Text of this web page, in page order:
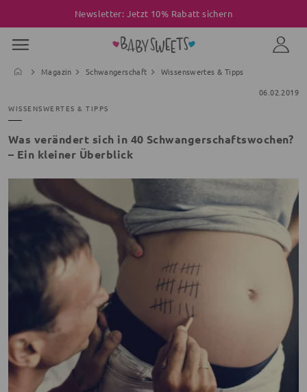
Newsletter: Jetzt 10% Rabatt sichern
Magazin Schwangerschaft
Wissenswertes & Tipps
06.02.2019
WISSENSWERTES & TIPPS
Was verändert sich in 40 Schwangerschaftswochen?
– Ein kleiner Überblick